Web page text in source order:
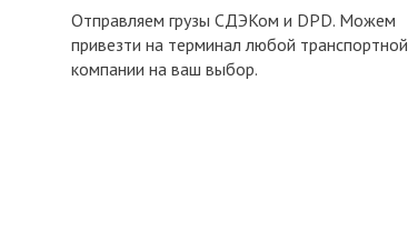
Отправляем грузы СДЭКом и DPD. Можем
привезти на терминал любой транспортной
компании на ваш выбор.